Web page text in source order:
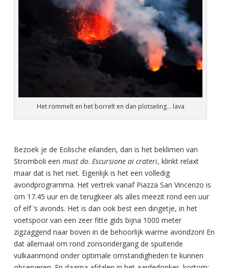
Het rommelt en het borrelt en dan plotseling… lava
Bezoek je de Eolische eilanden, dan is het beklimen van
Stromboli een must do. Escursione ai crateri, klinkt relaxt
maar dat is het niet. Eigenlijk is het een volledig
avondprogramma. Het vertrek vanaf Piazza San Vincenzo is
om 17.45 uur en de terugkeer als alles meezit rond een uur
of elf ’s avonds. Het is dan ook best een dingetje, in het
voetspoor van een zeer fitte gids bijna 1000 meter
zigzaggend naar boven in de behoorlijk warme avondzon! En
dat allemaal om rond zonsondergang de spuitende
vulkaanmond onder optimale omstandigheden te kunnen